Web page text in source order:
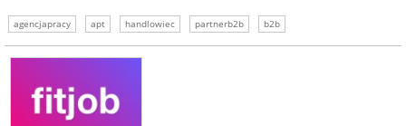
agencjapracy apt handlowiec partnerb2b b2b